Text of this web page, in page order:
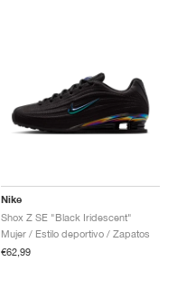
Nike
Shox Z SE "Black Iridescent"
Mujer / Estilo deportivo / Zapatos
€62,99